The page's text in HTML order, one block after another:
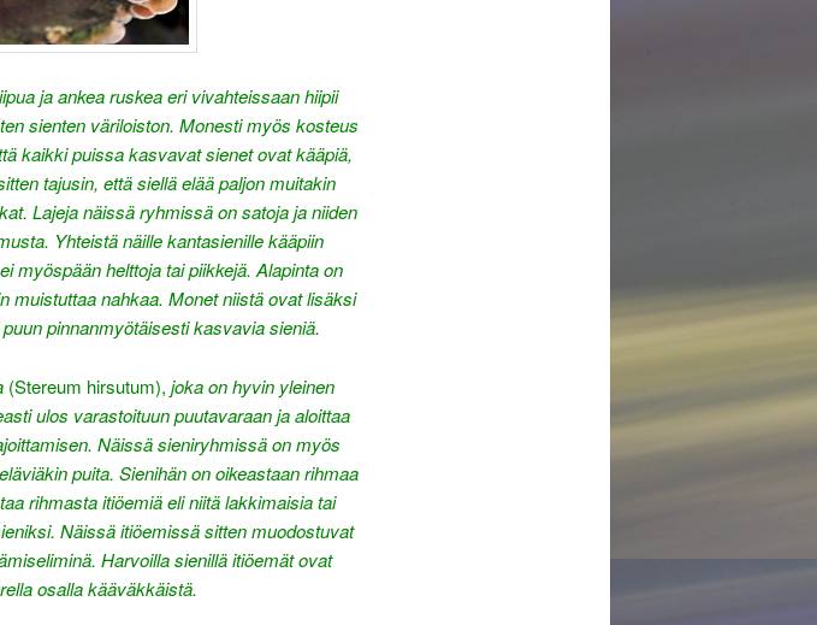
ja ankea ruskea eri vivahteissaan hiipii
sienten väriloiston. Monesti myös kosteus
kaikki puissa kasvavat sienet ovat kääpiä,
tajusin, että siellä elää paljon muitakin
. Lajeja näissä ryhmissä on satoja ja niiden
Yhteistä näille kantasienille kääpiin
myöspään helttoja tai piikkejä. Alapinta on
muistuttaa nahkaa. Monet niistä ovat lisäksi
pinnanmyötäisesti kasvavia sieniä.
(Stereum hirsutum), joka on hyvin yleinen
ulos varastoituun puutavaraan ja aloittaa
Näissä sieniryhmissä on myös
puita. Sienihän on oikeastaan rihmaa
rihmasta itiöemiä eli niitä lakkimaisia tai
Näissä itiöemissä sitten muodostuvat
Harvoilla sienillä itiöemät ovat
osalla kääväkkäistä.